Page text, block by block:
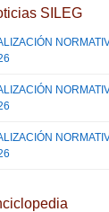
SILEG